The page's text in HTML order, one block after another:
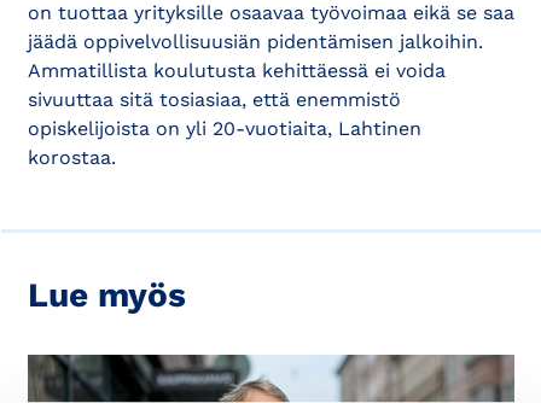
on tuottaa yrityksille osaavaa työvoimaa eikä se saa
jäädä oppivelvollisuusiän pidentämisen jalkoihin.
Ammatillista koulutusta kehittäessä ei voida
sivuuttaa sitä tosiasiaa, että enemmistö
opiskelijoista on yli 20-vuotiaita, Lahtinen
korostaa.
Lue myös